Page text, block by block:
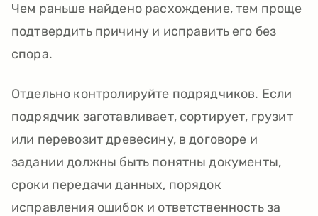
Чем раньше найдено расхождение, тем проще
подтвердить причину и исправить его без
спора.
Отдельно контролируйте подрядчиков. Если
подрядчик заготавливает, сортирует, грузит
или перевозит древесину, в договоре и
задании должны быть понятны документы,
сроки передачи данных, порядок
исправления ошибок и ответственность за